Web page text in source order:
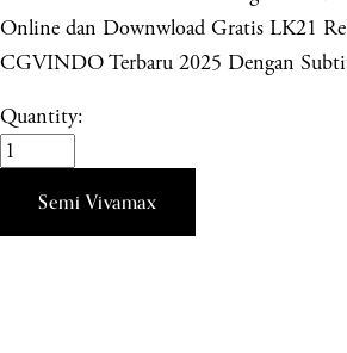
Online dan Downwload Gratis LK21
CGVINDO Terbaru 2025 Dengan
Quantity:
Semi Vivamax